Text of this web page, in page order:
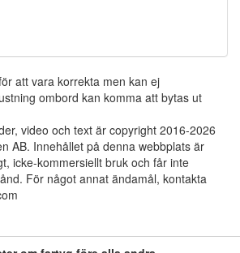
att vara korrekta men kan ej
ombord kan komma att bytas ut
video och text är copyright 2016-2026
AB. Innehållet på denna webbplats är
icke-kommersiellt bruk och får inte
För något annat ändamål, kontakta